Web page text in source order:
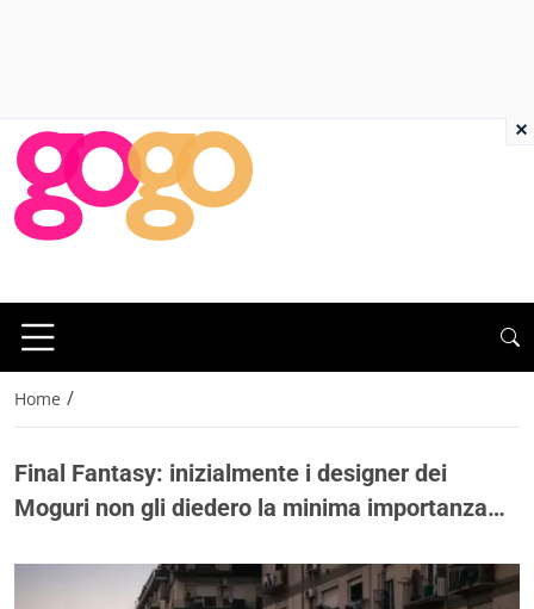
Home /
Final Fantasy: inizialmente i designer dei
Moguri non gli diedero la minima importanza…
×